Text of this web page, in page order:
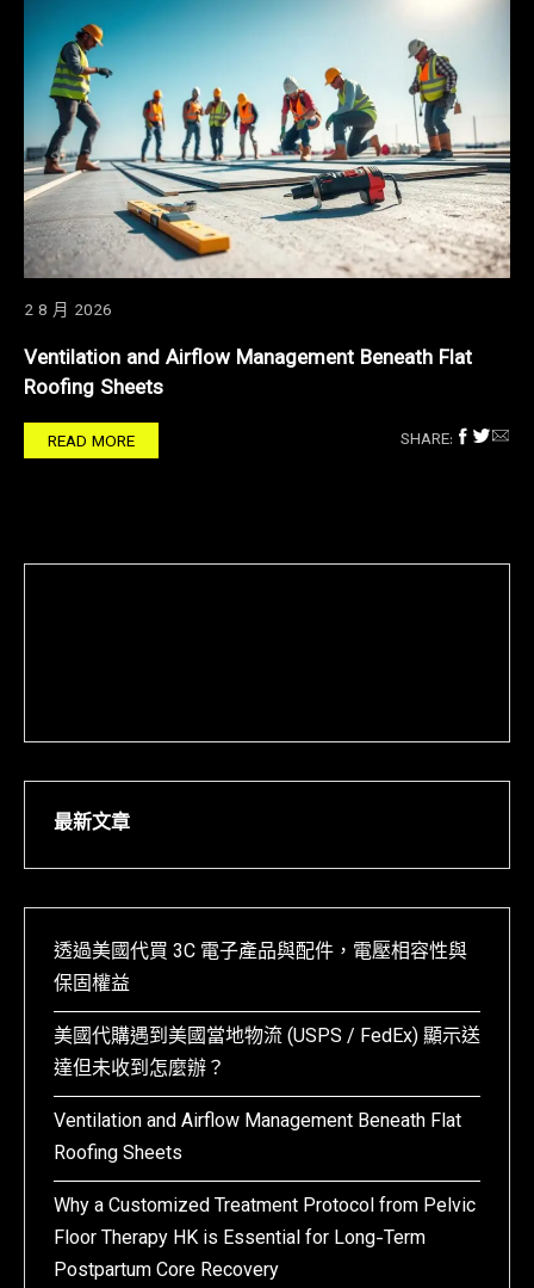
2 8 月 2026
Ventilation and Airflow Management Beneath Flat
Roofing Sheets
READ MORE SHARE:
最新文章
透過美國代買 3C 電子產品與配件，電壓相容性與
保固權益
美國代購遇到美國當地物流 (USPS / FedEx) 顯示送
達但未收到怎麼辦？
Ventilation and Airflow Management Beneath Flat
Roofing Sheets
Why a Customized Treatment Protocol from Pelvic
Floor Therapy HK is Essential for Long-Term
Postpartum Core Recovery